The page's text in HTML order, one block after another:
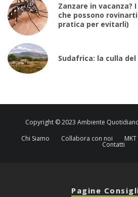
Zanzare in vacanza?
che possono
pratica per evitarli)
Sudafrica: la culla
Copyright © 2023 Ambiente
Chi Siamo
Collabora con noi
Contatti
Pagine